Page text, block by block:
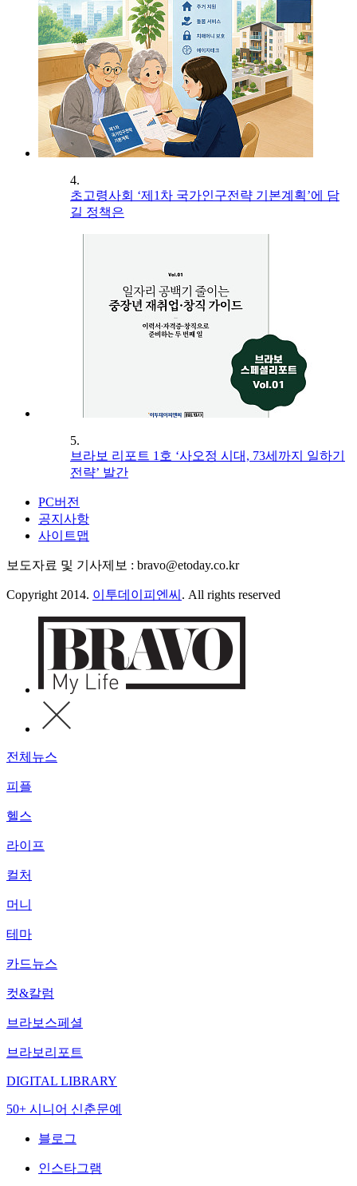
4.
초고령사회 ‘제1차 국가인구전략 기본계획’에 담
길 정책은
5.
브라보 리포트 1호 ‘사오정 시대, 73세까지 일하기
전략’ 발간
PC버전
공지사항
사이트맵
보도자료 및 기사제보 : bravo@etoday.co.kr
Copyright 2014. 이투데이피엔씨 . All rights reserved
전체뉴스
피플
헬스
라이프
컬처
머니
테마
카드뉴스
컷&칼럼
브라보스페셜
브라보리포트
DIGITAL LIBRARY
50+ 시니어 신춘문예
블로그
인스타그램